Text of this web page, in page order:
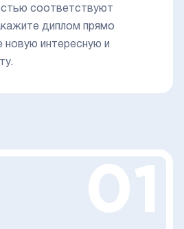
соответствуют
диплом прямо
новую интересную и